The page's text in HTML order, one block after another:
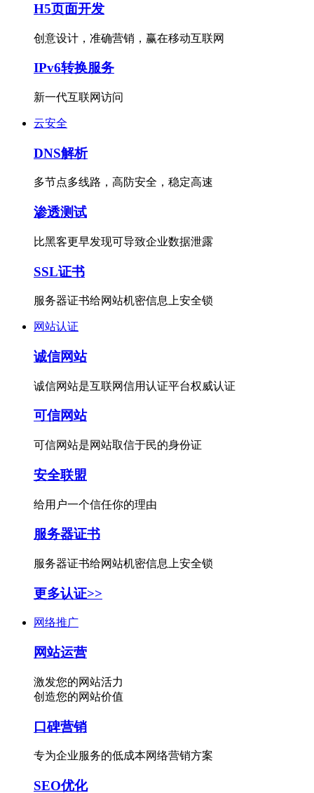
H5页面开发
创意设计，准确营销，赢在移动互联网
IPv6转换服务
新一代互联网访问
云安全
DNS解析
多节点多线路，高防安全，稳定高速
渗透测试
比黑客更早发现可导致企业数据泄露
SSL证书
服务器证书给网站机密信息上安全锁
网站认证
诚信网站
诚信网站是互联网信用认证平台权威认证
可信网站
可信网站是网站取信于民的身份证
安全联盟
给用户一个信任你的理由
服务器证书
服务器证书给网站机密信息上安全锁
更多认证>>
网络推广
网站运营
激发您的网站活力
创造您的网站价值
口碑营销
专为企业服务的低成本网络营销方案
SEO优化